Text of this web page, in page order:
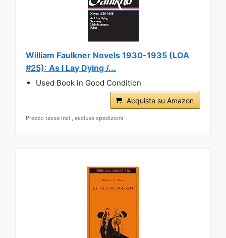
William Faulkner Novels 1930-1935 (LOA
#25): As I Lay Dying /...
Used Book in Good Condition
Acquista su Amazon
Prezzo tasse incl., escluse spedizioni